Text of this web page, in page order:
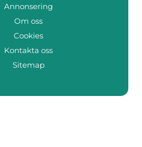
Annonsering
Om oss
Cookies
Kontakta oss
Sitemap